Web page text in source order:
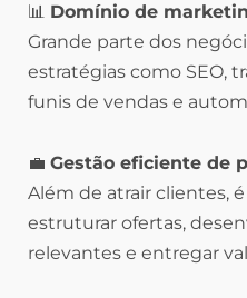
📊 Domínio de
Grande parte dos
estratégias como SEO,
funis de vendas e
💼 Gestão eficiente de
Além de atrair clientes,
estruturar ofertas,
relevantes e entregar